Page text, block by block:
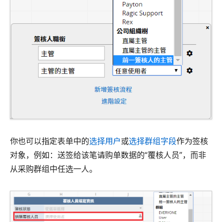
你也可以指定表单中的选择用户或选择群组字段作为签核
对象，例如：送签给该笔请购单数据的“覆核人员”，而非
从采购群组中任选一人。